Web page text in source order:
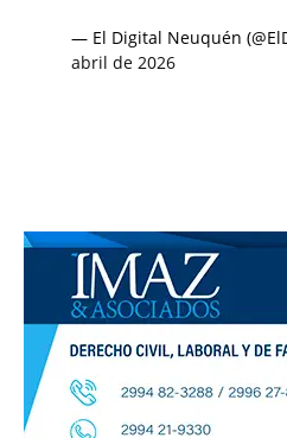
— El Digital Neuquén
abril de 2026